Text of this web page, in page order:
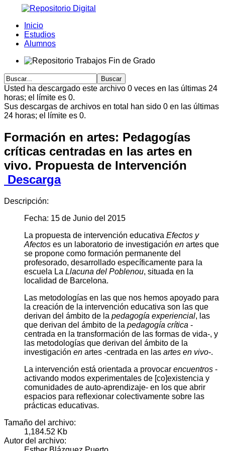
Inicio
Estudios
Alumnos
Usted ha descargado este archivo 0 veces en las últimas 24
horas; el límite es 0.
Sus descargas de archivos en total han sido 0 en las últimas
24 horas; el límite es 0.
Formación en artes: Pedagogías
críticas centradas en las artes en
vivo. Propuesta de Intervención
Descarga
Descripción:
Fecha: 15 de Junio del 2015
La propuesta de intervención educativa Efectos y
Afectos es un laboratorio de investigación en artes que
se propone como formación permanente del
profesorado, desarrollado específicamente para la
escuela La Llacuna del Poblenou, situada en la
localidad de Barcelona.
Las metodologías en las que nos hemos apoyado para
la creación de la intervención educativa son las que
derivan del ámbito de la pedagogía experiencial, las
que derivan del ámbito de la pedagogía crítica -
centrada en la transformación de las formas de vida-, y
las metodologías que derivan del ámbito de la
investigación en artes -centrada en las artes en vivo-.
La intervención está orientada a provocar encuentros -
activando modos experimentales de [co]existencia y
comunidades de auto-aprendizaje- en los que abrir
espacios para reflexionar colectivamente sobre las
prácticas educativas.
Tamaño del archivo:
1,184.52 Kb
Autor del archivo: